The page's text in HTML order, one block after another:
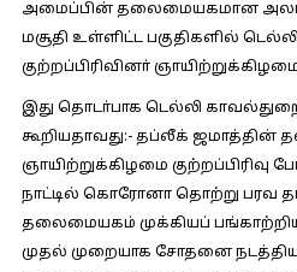
அமைப்பின் தலைமையகமான
மசூதி உள்ளிட்ட பகுதிகளில்
குற்றப்பிரிவினா்
இது தொடா்பாக டெல்லி காவல்துறை
கூறியதாவது:-தப்லீக் ஜமாத்தின்
ஞாயிற்றுக்கிழமை
நாட்டில் கொரோனா தொற்று பரவ
தலைமையகம் முக்கியப்
முதல் முறையாக சோதனை